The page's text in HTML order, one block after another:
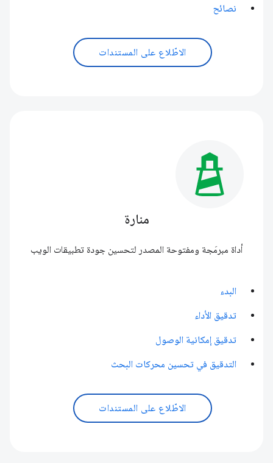
نصائح
الاطّلاع على المستندات
منارة
أداة مبرمَجة ومفتوحة المصدر لتحسين جودة تطبيقات الويب
البدء
تدقيق الأداء
تدقيق إمكانية الوصول
التدقيق في تحسين محركات البحث
الاطّلاع على المستندات